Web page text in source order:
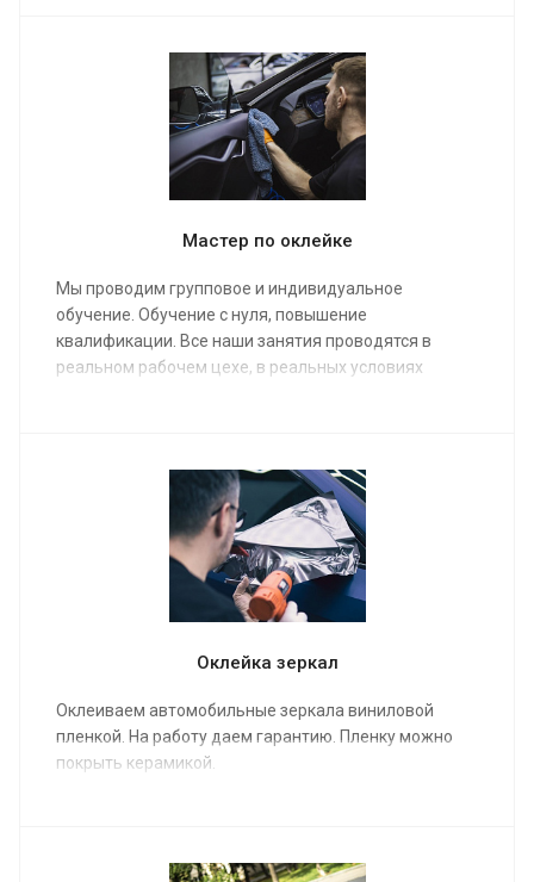
АКЦИЯ на оклейку кузова – 199 000 ₽, вместо 280
Мастер по оклейке
Мы проводим групповое и индивидуальное
обучение. Обучение с нуля, повышение
квалификации. Все наши занятия проводятся в
реальном рабочем цехе, в реальных условиях
Оклейка зеркал
Оклеиваем автомобильные зеркала виниловой
пленкой. На работу даем гарантию. Пленку можно
покрыть керамикой.